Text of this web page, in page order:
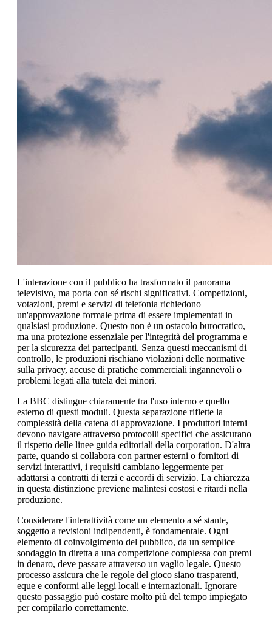
L'interazione con il pubblico ha trasformato il panorama
televisivo, ma porta con sé rischi significativi. Competizioni,
votazioni, premi e servizi di telefonia richiedono
un'approvazione formale prima di essere implementati in
qualsiasi produzione. Questo non è un ostacolo burocratico,
ma una protezione essenziale per l'integrità del programma e
per la sicurezza dei partecipanti. Senza questi meccanismi di
controllo, le produzioni rischiano violazioni delle normative
sulla privacy, accuse di pratiche commerciali ingannevoli o
problemi legati alla tutela dei minori.
La BBC distingue chiaramente tra l'uso interno e quello
esterno di questi moduli. Questa separazione riflette la
complessità della catena di approvazione. I produttori interni
devono navigare attraverso protocolli specifici che assicurano
il rispetto delle linee guida editoriali della corporation. D'altra
parte, quando si collabora con partner esterni o fornitori di
servizi interattivi, i requisiti cambiano leggermente per
adattarsi a contratti di terzi e accordi di servizio. La chiarezza
in questa distinzione previene malintesi costosi e ritardi nella
produzione.
Considerare l'interattività come un elemento a sé stante,
soggetto a revisioni indipendenti, è fondamentale. Ogni
elemento di coinvolgimento del pubblico, da un semplice
sondaggio in diretta a una competizione complessa con premi
in denaro, deve passare attraverso un vaglio legale. Questo
processo assicura che le regole del gioco siano trasparenti,
eque e conformi alle leggi locali e internazionali. Ignorare
questo passaggio può costare molto più del tempo impiegato
per compilarlo correttamente.